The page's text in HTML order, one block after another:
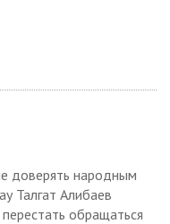
доверять народным
Талгат Алибаев
обращаться